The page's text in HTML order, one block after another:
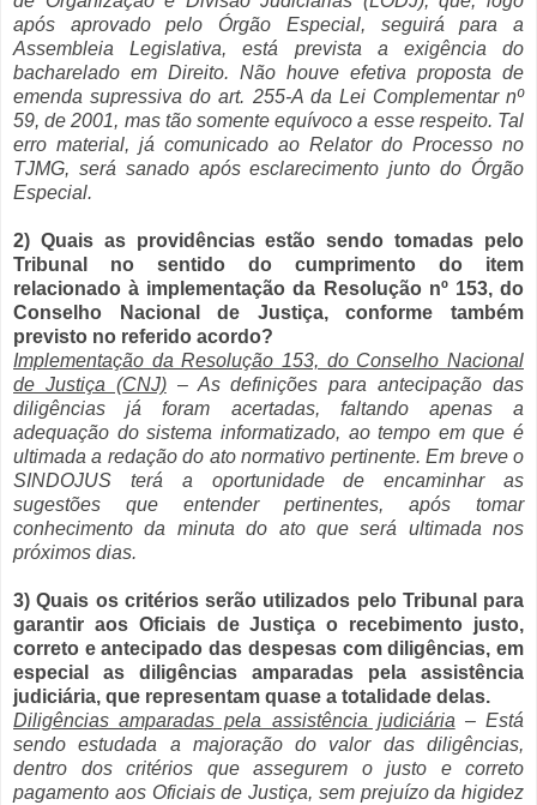
após aprovado pelo Órgão Especial, seguirá para a
Assembleia Legislativa, está prevista a exigência do
bacharelado em Direito. Não houve efetiva proposta de
emenda supressiva do art. 255-A da Lei Complementar nº
59, de 2001, mas tão somente equívoco a esse respeito. Tal
erro material, já comunicado ao Relator do Processo no
TJMG, será sanado após esclarecimento junto do Órgão
Especial.
2) Quais as providências estão sendo tomadas pelo
Tribunal no sentido do cumprimento do item
relacionado à implementação da Resolução nº 153, do
Conselho Nacional de Justiça, conforme também
previsto no referido acordo?
Implementação da Resolução 153, do Conselho Nacional
de Justiça (CNJ)– As definições para antecipação das
diligências já foram acertadas, faltando apenas a
adequação do sistema informatizado, ao tempo em que é
ultimada a redação do ato normativo pertinente. Em breve o
SINDOJUS terá a oportunidade de encaminhar as
sugestões que entender pertinentes, após tomar
conhecimento da minuta do ato que será ultimada nos
próximos dias.
3) Quais os critérios serão utilizados pelo Tribunal para
garantir aos Oficiais de Justiça o recebimento justo,
correto e antecipado das despesas com diligências, em
especial as diligências amparadas pela assistência
judiciária, que representam quase a totalidade delas.
Diligências amparadas pela assistência judiciária – Está
sendo estudada a majoração do valor das diligências,
dentro dos critérios que assegurem o justo e correto
pagamento aos Oficiais de Justiça, sem prejuízo da higidez